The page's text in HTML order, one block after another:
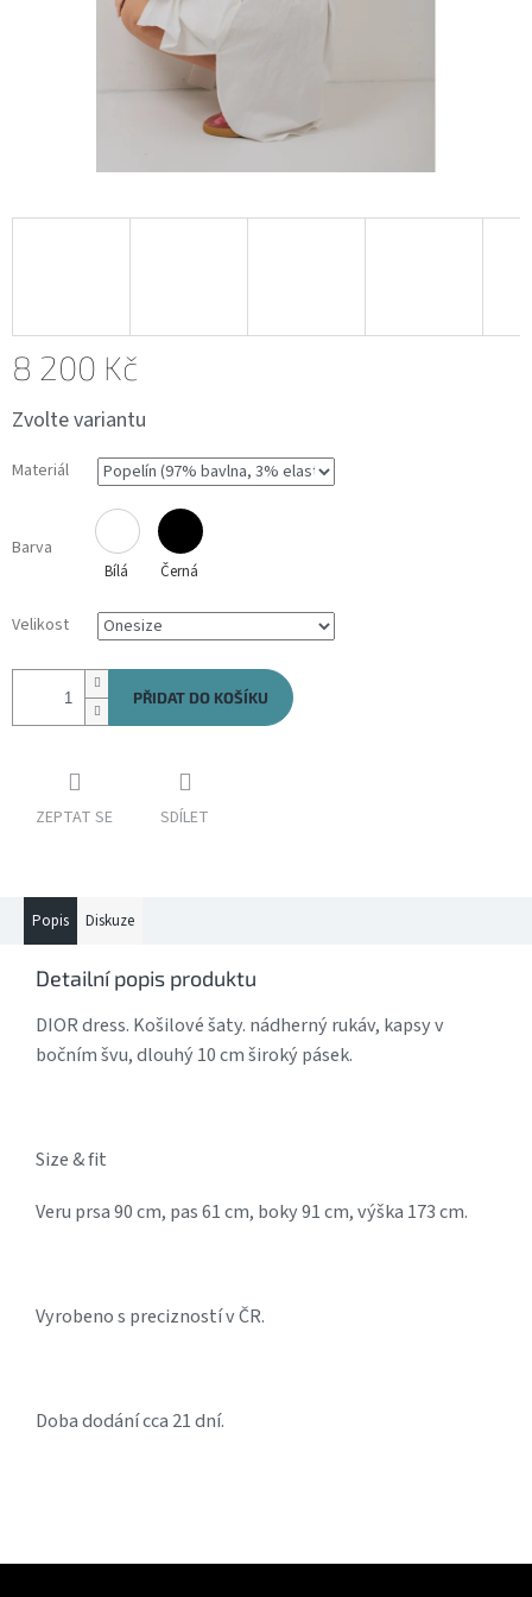
8 200 Kč
cena:
Zvolte variantu
Materiál
Barva
Bílá Černá
Velikost
PŘIDAT DO KOŠÍKU
ZEPTAT SE SDÍLET
Popis Diskuze
Detailní popis produktu
DIOR dress. Košilové šaty. nádherný rukáv, kapsy v
bočním švu, dlouhý 10 cm široký pásek.
Size & fit
Veru prsa 90 cm, pas 61 cm, boky 91 cm, výška 173 cm.
Vyrobeno s precizností v ČR.
Doba dodání cca 21 dní.